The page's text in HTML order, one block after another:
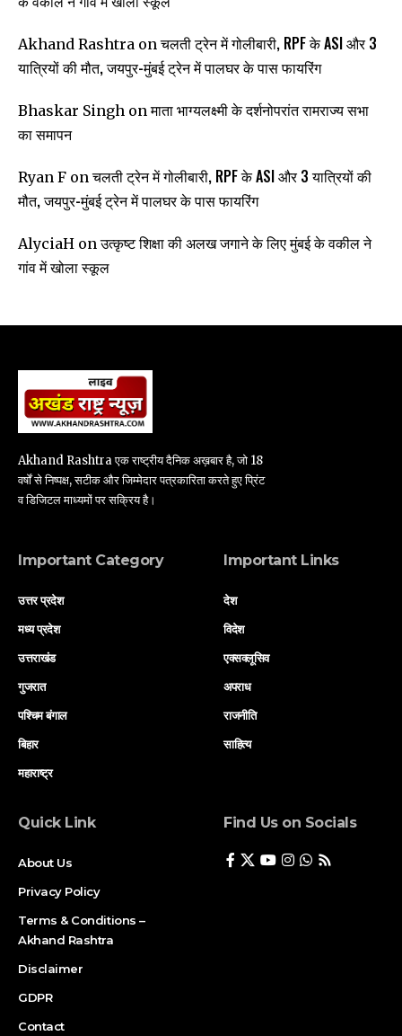
Akhand Rashtra onचलती ट्रेन में गोलीबारी, RPF के ASI और 3
यात्रियों की मौत, जयपुर-मुंबई ट्रेन में पालघर के पास फायरिंग
Bhaskar Singh onमाता भाग्यलक्ष्मी के दर्शनोपरांत रामराज्य सभा
का समापन
Ryan F onचलती ट्रेन में गोलीबारी, RPF के ASI और 3 यात्रियों की
मौत, जयपुर-मुंबई ट्रेन में पालघर के पास फायरिंग
AlyciaH onउत्कृष्ट शिक्षा की अलख जगाने के लिए मुंबई के वकील ने
गांव में खोला स्कूल
Akhand Rashtra एक राष्ट्रीय दैनिक अख़बार है, जो 18
वर्षों से निष्पक्ष, सटीक और जिम्मेदार पत्रकारिता करते हुए प्रिंट
व डिजिटल माध्यमों पर सक्रिय है।
Important Category
उत्तर प्रदेश
मध्य प्रदेश
उत्तराखंड
गुजरात
पश्चिम बंगाल
बिहार
महाराष्ट्र
Important Links
देश
विदेश
एक्सक्लूसिव
अपराध
राजनीति
साहित्य
Quick Link
About Us
Privacy Policy
Terms & Conditions –
Akhand Rashtra
Disclaimer
GDPR
Contact
Find Us on Socials